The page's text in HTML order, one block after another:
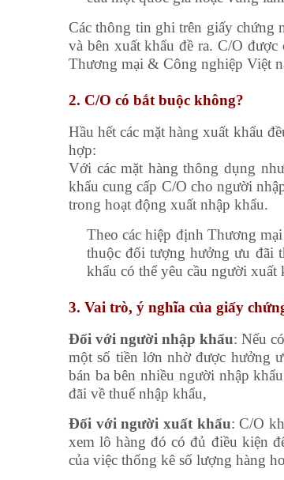
Các thông tin ghi trên giấy chứng
và bên xuất khẩu đề ra. C/O
Thương mại & Công nghiệp Việt
2. C/O có bắt buộc không?
Hầu hết các mặt hàng xuất khẩu
hợp:
Với các mặt hàng thông dụng
khẩu cung cấp C/O cho người
trong hoạt động xuất nhập khẩu.
Theo các hiệp định Thương
thuộc đối tượng hưởng ưu đãi
khẩu có thể yêu cầu người xuất
3. Vai trò, ý nghĩa của giấy
Đối với người nhập khẩu: Nếu
một số tiền lớn nhờ được hưởng
bán ba bên nhiều người nhập
đãi về thuế nhập khẩu,
Đối với người xuất khẩu: C/O
xem lô hàng đó có đủ điều kiện
của việc thống kê số lượng hàng